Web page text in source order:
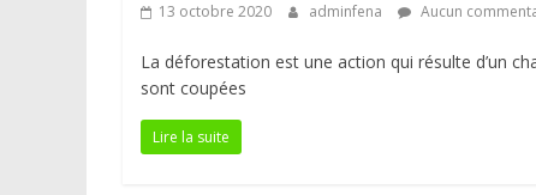
13 octobre 2020 adminfena Aucun
La déforestation est une action qui résulte d’un
sont coupées
Lire la suite